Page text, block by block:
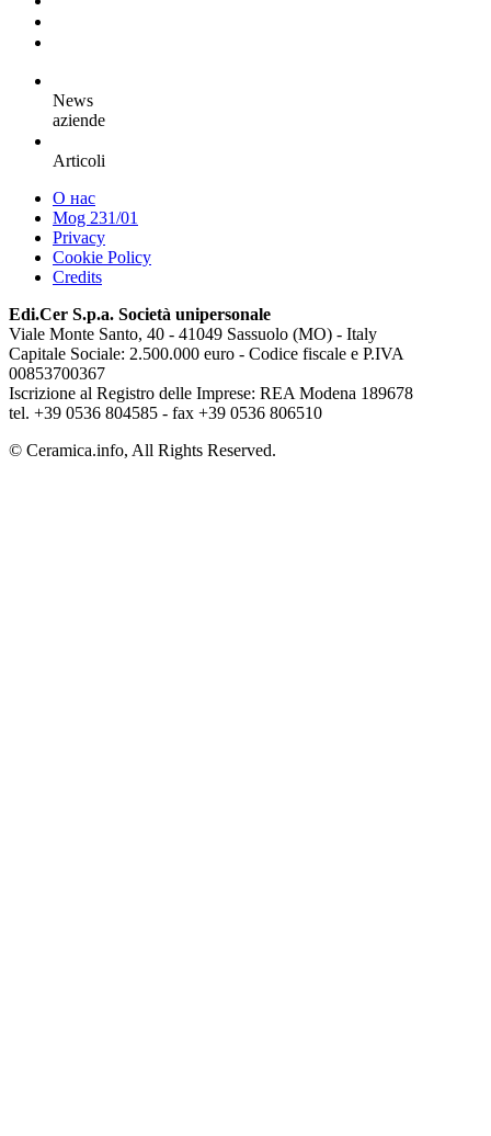
News
aziende
Articoli
О нас
Mog 231/01
Privacy
Cookie Policy
Credits
Edi.Cer S.p.a. Società unipersonale
Viale Monte Santo, 40 - 41049 Sassuolo (MO) - Italy
Capitale Sociale: 2.500.000 euro - Codice fiscale e P.IVA
00853700367
Iscrizione al Registro delle Imprese: REA Modena 189678
tel. +39 0536 804585 - fax +39 0536 806510
© Ceramica.info, All Rights Reserved.